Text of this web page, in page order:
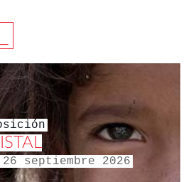
septiembre 2026